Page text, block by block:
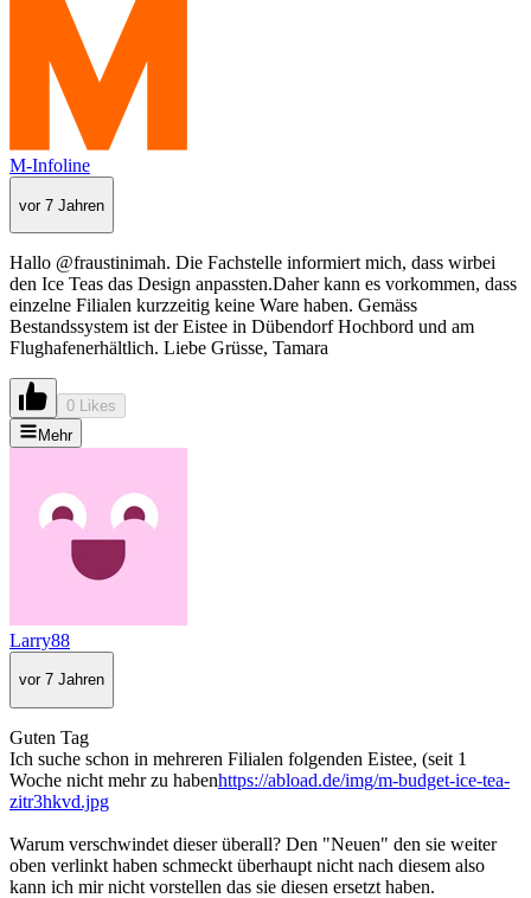
M-Infoline
vor 7 Jahren
Hallo @fraustinimah. Die Fachstelle informiert mich, dass wirbei
den Ice Teas das Design anpassten.Daher kann es vorkommen, dass
einzelne Filialen kurzzeitig keine Ware haben. Gemäss
Bestandssystem ist der Eistee in Dübendorf Hochbord und am
Flughafenerhältlich. Liebe Grüsse, Tamara
0 Likes
Mehr
Larry88
vor 7 Jahren
Guten Tag
Ich suche schon in mehreren Filialen folgenden Eistee, (seit 1
Woche nicht mehr zu habenhttps://abload.de/img/m-budget-ice-tea-
zitr3hkvd.jpg
Warum verschwindet dieser überall? Den "Neuen" den sie weiter
oben verlinkt haben schmeckt überhaupt nicht nach diesem also
kann ich mir nicht vorstellen das sie diesen ersetzt haben.